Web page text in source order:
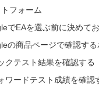
フォーム
でEAを選ぶ前に決めて
の商品ページで確認する
クテスト結果を確認する
ワードテスト成績を確認